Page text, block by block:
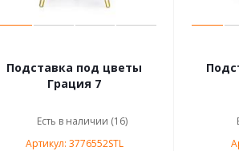
Подставка под цветы
Грация 7
Есть в наличии (16)
Артикул: 3776552STL